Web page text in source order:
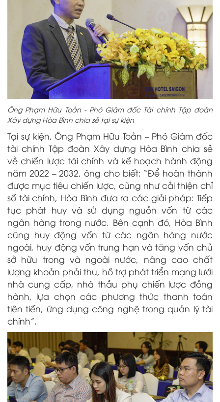
Ông Phạm Hữu Toản - Phó Giám đốc Tài chính Tập đoàn
Xây dựng Hòa Bình chia sẻ tại sự kiện
Tại sự kiện, Ông Phạm Hữu Toản – Phó Giám đốc
tài chính Tập đoàn Xây dựng Hòa Bình chia sẻ
về chiến lược tài chính và kế hoạch hành động
năm 2022 – 2032, ông cho biết: “Để hoàn thành
được mục tiêu chiến lược, cũng như cải thiện chỉ
số tài chính, Hòa Bình đưa ra các giải pháp: Tiếp
tục phát huy và sử dụng nguồn vốn từ các
ngân hàng trong nước. Bên cạnh đó, Hòa Bình
cũng huy động vốn từ các ngân hàng nước
ngoài, huy động vốn trung hạn và tăng vốn chủ
sở hữu trong và ngoài nước, nâng cao chất
lượng khoản phải thu, hỗ trợ phát triển mạng lưới
nhà cung cấp, nhà thầu phụ chiến lược đồng
hành, lựa chọn các phương thức thanh toán
tiên tiến, ứng dụng công nghệ trong quản lý tài
chính”.